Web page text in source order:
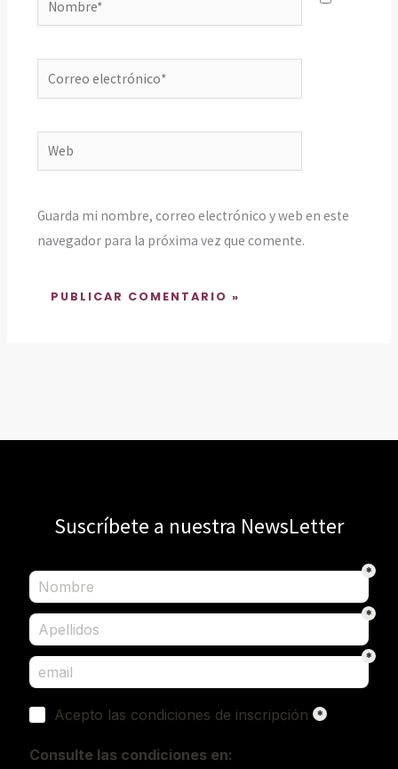
Correo
electrónico*
Web
Guarda mi nombre, correo electrónico y web en este
navegador para la próxima vez que comente.
Suscríbete a nuestra NewsLetter